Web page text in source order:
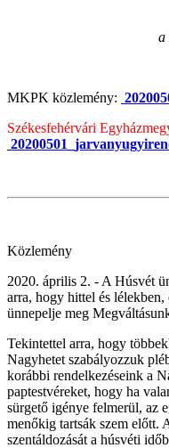
a
MKPK közlemény:
Székesfehérvári
Közlemény
2020. április 2. - A Húsvét
arra, hogy hittel és
ünnepelje meg
Tekintettel arra, hogy
Nagyhetet szabályozzuk
korábbi rendelkezéseink a
paptestvéreket, hogy ha
sürgető igénye felmerül, az
menőkig tartsák szem előtt.
szentáldozását a húsvéti